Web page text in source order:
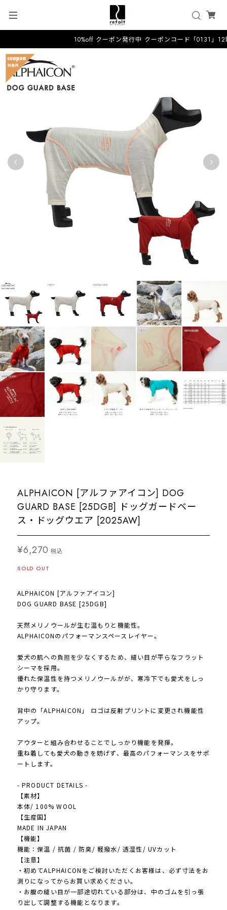
10%off クーポン発行中 クーポンコード「0131」
ALPHAICON [アルファアイコン] DOG
GUARD BASE [25DGB] ドッグガードベー
ス・ドッグウエア [2025AW]
¥6,270 税込
SOLD OUT
ALPHAICON [アルファアイコン]
DOG GUARD BASE [25DGB]
天然メリノウールが生む温もりと機能性。
ALPHAICONのパフォーマンスペースレイヤー。
愛犬の肌への負担を少なくするため、縫い目が平らなフラット
シーマを採用。
優れた保温性を持つメリノウールがが、寒冷下でも愛犬をしっ
かり守ります。
背中の「ALPHAICON」 ロゴは反射プリントに変更され機能性
アップ。
アウターと組み合わせることでしっかり機能を発揮。
重ね着しても愛犬の動きを妨げず、最高のパフォーマンスをサポ
ートします。
- PRODUCT DETAILS -
【素材】
本体/ 100% WOOL
【生産国】
MADE IN JAPAN
【機能】
機能：保温 / 抗菌 / 防臭/ 軽撥水/ 透湿性/ UVカット
【注意】
・初めてALPHAICONをご検討いただくお客様は、必ず寸法をお
測りになってからお買い求めください。
・お腹の縫い目が一部途切れている部分は、中のゴムを引っ張
り出して調整する機能となります。